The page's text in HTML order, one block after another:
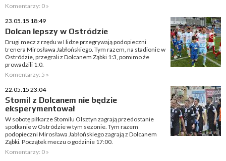
Komentarzy: 0 »
23.05.15 18:49
Dolcan lepszy w Ostródzie
Drugi mecz z rzędu w I lidze przegrywają podopieczni
trenera Mirosława Jabłońskiego. Tym razem, na stadionie w
Ostródzie, przegrali z Dolcanem Ząbki 1:3, pomimo że
prowadzili 1:0.
Komentarzy: 5 »
22.05.15 23:04
Stomil z Dolcanem nie będzie
eksperymentował
W sobotę piłkarze Stomilu Olsztyn zagrają przedostanie
spotkanie w Ostródzie w tym sezonie. Tym razem
podopieczni Mirosława Jabłońskiego zagrają z Dolcanem
Ząbki. Początek meczu o godzinie 17:00.
Komentarzy: 0 »